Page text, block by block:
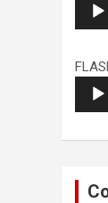
audio
audio